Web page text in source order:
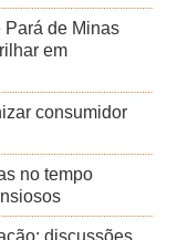
Pará de Minas
em
consumidor
no tempo
discussões